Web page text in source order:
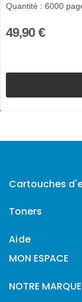
Quantité : 6000
49,90 €
Cartouches
Toners
Aide
MON ESPACE
NOTRE